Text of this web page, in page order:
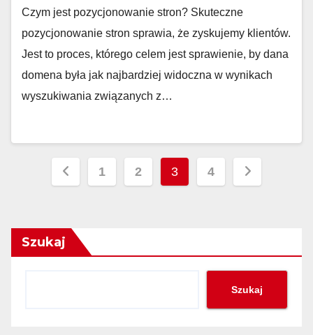
Czym jest pozycjonowanie stron? Skuteczne
pozycjonowanie stron sprawia, że zyskujemy klientów.
Jest to proces, którego celem jest sprawienie, by dana
domena była jak najbardziej widoczna w wynikach
wyszukiwania związanych z…
Stronicowanie
1 2 3 4
Szukaj
Szukaj